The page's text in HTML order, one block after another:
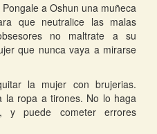
a Oshun una muñeca
que neutralice las malas
no maltrate a su
que nunca vaya a mirarse
la mujer con brujerias.
la ropa a tirones. No lo haga
y puede cometer errores